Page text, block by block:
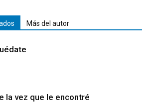
Más del autor
la vez que le encontré